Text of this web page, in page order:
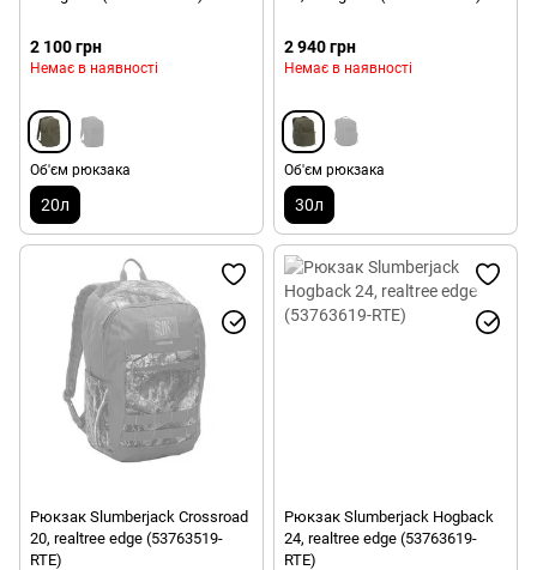
2 100 грн
Немає в наявності
Об'єм рюкзака
20л
2 940 грн
Немає в наявності
Об'єм рюкзака
30л
Рюкзак Slumberjack Crossroad
20, realtree edge (53763519-
RTE)
Рюкзак Slumberjack Hogback
24, realtree edge (53763619-
RTE)